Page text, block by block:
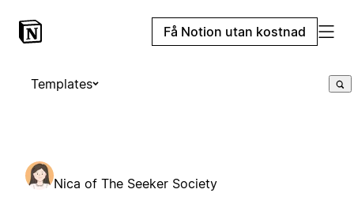
Få Notion utan kostnad
Templates
Nica of The Seeker Society